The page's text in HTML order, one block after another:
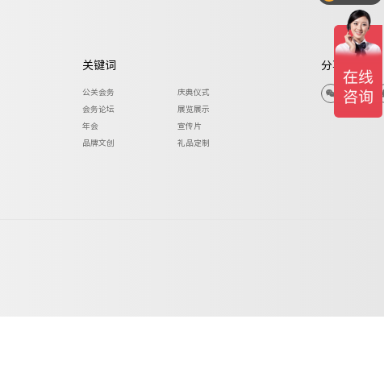
关键词
公关会务 庆典仪式
会务论坛 展览展示
年会 宣传片
品牌文创 礼品定制
分享与关注